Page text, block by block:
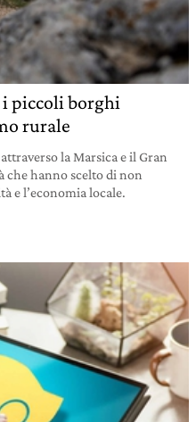
i piccoli borghi
rurale
la Marsica e il Gran
che hanno scelto di non
e l’economia locale.